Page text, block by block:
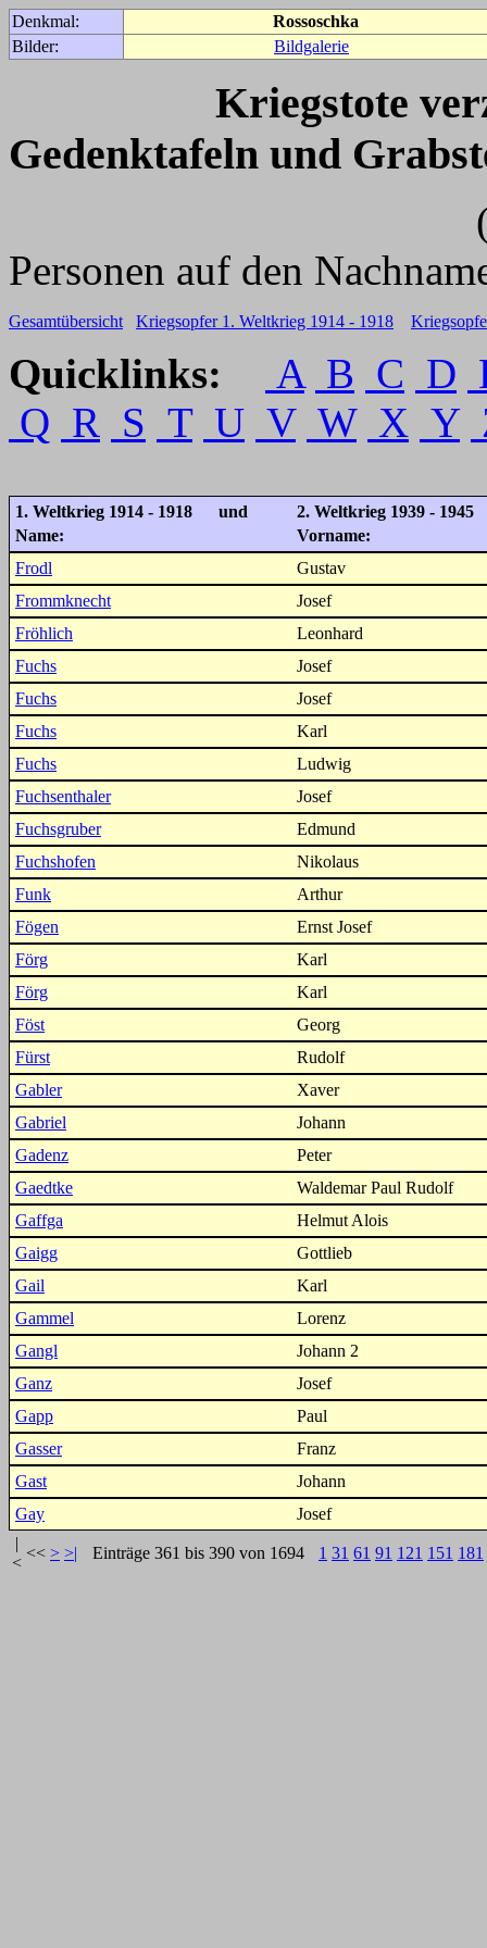
Denkmal:
Rossoschka
Bilder:
Bildgalerie
Kriegstote
Gedenktafeln und
(Für weitere
Personen auf den
Gesamtübersicht Kriegsopfer 1. Weltkrieg 1914 - 1918
Quicklinks: A B C D
Q R S T U V W X Y
1. Weltkrieg 1914 - 1918 und
2. Weltkrieg 1939 - 1945
Name:
Vorname:
Frodl
Gustav
Frommknecht
Josef
Fröhlich
Leonhard
Fuchs
Josef
Fuchs
Josef
Fuchs
Karl
Fuchs
Ludwig
Fuchsenthaler
Josef
Fuchsgruber
Edmund
Fuchshofen
Nikolaus
Funk
Arthur
Fögen
Ernst Josef
Förg
Karl
Förg
Karl
Föst
Georg
Fürst
Rudolf
Gabler
Xaver
Gabriel
Johann
Gadenz
Peter
Gaedtke
Waldemar Paul Rudolf
Gaffga
Helmut Alois
Gaigg
Gottlieb
Gail
Karl
Gammel
Lorenz
Gangl
Johann 2
Ganz
Josef
Gapp
Paul
Gasser
Franz
Gast
Johann
Gay
Josef
|
<
<< > >| Einträge 361 bis 390 von 1694 1 31 61 91 121 151 181